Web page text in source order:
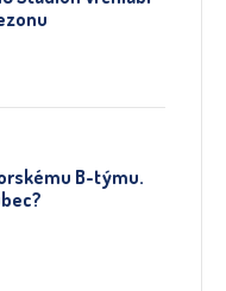
B-týmu.